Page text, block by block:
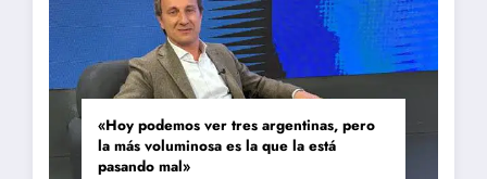
«Hoy podemos ver tres argentinas, pero
la más voluminosa es la que la está
pasando mal»